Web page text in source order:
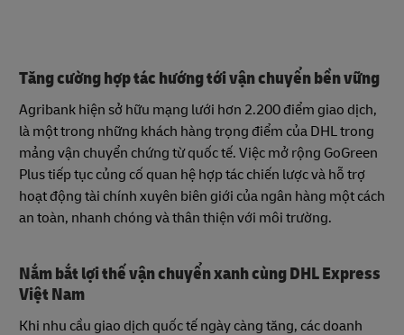
Tăng cường hợp tác hướng tới vận chuyển bền vững
Agribank hiện sở hữu mạng lưới hơn 2.200 điểm giao dịch,
là một trong những khách hàng trọng điểm của DHL trong
mảng vận chuyển chứng từ quốc tế. Việc mở rộng GoGreen
Plus tiếp tục củng cố quan hệ hợp tác chiến lược và hỗ trợ
hoạt động tài chính xuyên biên giới của ngân hàng một cách
an toàn, nhanh chóng và thân thiện với môi trường.
Nắm bắt lợi thế vận chuyển xanh cùng DHL Express
Việt Nam
Khi nhu cầu giao dịch quốc tế ngày càng tăng, các doanh